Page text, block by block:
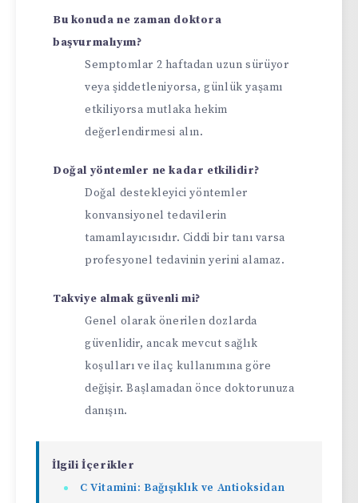
Bu konuda ne zaman doktora
başvurmalıyım?
Semptomlar 2 haftadan uzun sürüyor
veya şiddetleniyorsa, günlük yaşamı
etkiliyorsa mutlaka hekim
değerlendirmesi alın.
Doğal yöntemler ne kadar etkilidir?
Doğal destekleyici yöntemler
konvansiyonel tedavilerin
tamamlayıcısıdır. Ciddi bir tanı varsa
profesyonel tedavinin yerini alamaz.
Takviye almak güvenli mi?
Genel olarak önerilen dozlarda
güvenlidir, ancak mevcut sağlık
koşulları ve ilaç kullanımına göre
değişir. Başlamadan önce doktorunuza
danışın.
İlgili İçerikler
C Vitamini: Bağışıklık ve Antioksidan